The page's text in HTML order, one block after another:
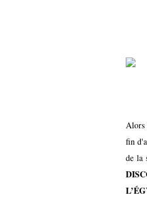
Alors
fin
de la